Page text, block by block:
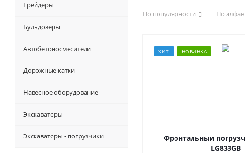
По популярности По
ХИТ НОВИНКА
Фронтальный
LG833GB
Грейдеры
Бульдозеры
Автобетоносмесители
Дорожные катки
Навесное оборудование
Экскаваторы
Экскаваторы - погрузчики